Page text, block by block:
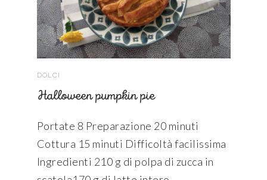
DOLCI
Halloween pumpkin pie
Portate 8 Preparazione 20 minuti
Cottura 15 minuti Difficoltà facilissima
Ingredienti 210 g di polpa di zucca in